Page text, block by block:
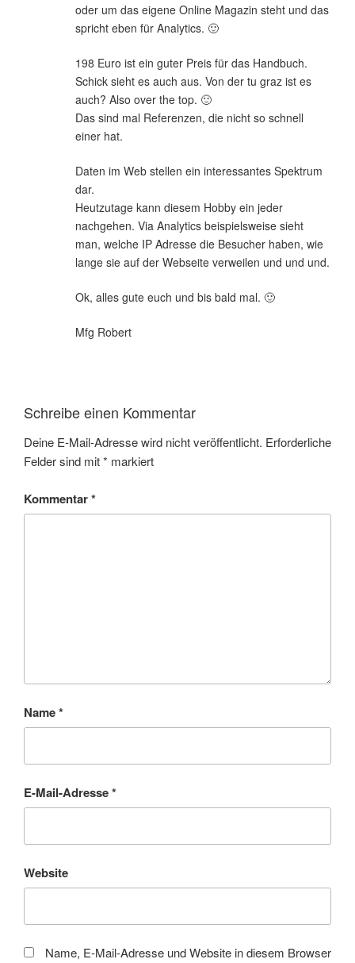
oder um das eigene Online Magazin steht und das
spricht eben für Analytics. 🙂
198 Euro ist ein guter Preis für das Handbuch.
Schick sieht es auch aus. Von der tu graz ist es
auch? Also over the top. 🙂
Das sind mal Referenzen, die nicht so schnell
einer hat.
Daten im Web stellen ein interessantes Spektrum
dar.
Heutzutage kann diesem Hobby ein jeder
nachgehen. Via Analytics beispielsweise sieht
man, welche IP Adresse die Besucher haben, wie
lange sie auf der Webseite verweilen und und und.
Ok, alles gute euch und bis bald mal. 🙂
Mfg Robert
Schreibe einen Kommentar
Deine E-Mail-Adresse wird nicht veröffentlicht. Erforderliche
Felder sind mit* markiert
Kommentar*
Name*
E-Mail-Adresse*
Website
Name, E-Mail-Adresse und Website in diesem Browser